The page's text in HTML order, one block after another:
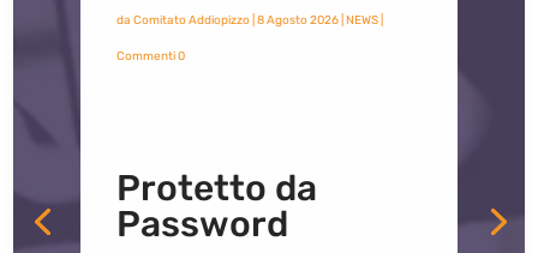
da Comitato Addiopizzo| 8 Agosto 2026| NEWS|
Commenti 0
Protetto da
Password